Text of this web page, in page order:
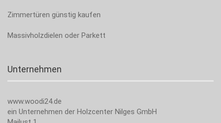
Zimmertüren günstig kaufen
Massivholzdielen oder Parkett
Unternehmen
www.woodi24.de
ein Unternehmen der Holzcenter Nilges GmbH